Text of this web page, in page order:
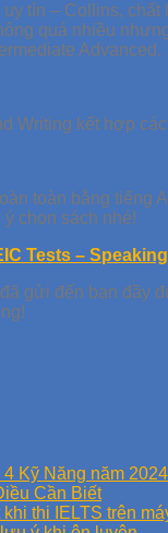
tín – Collins,
quá nhiều
Advanced.
Writing kết hợp
toàn bằng tiếng
chọn sách nhé!
Tests –
gửi đến bạn đầy
Kỹ Năng năm 2024
Cần Biết
thi IELTS trên